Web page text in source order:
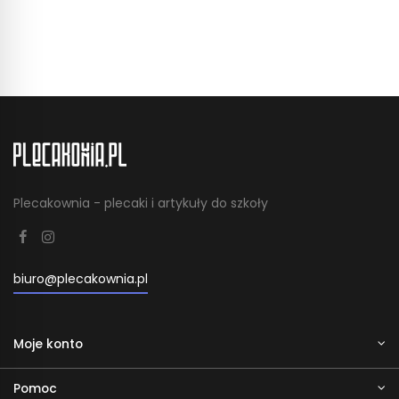
Plecakownia - plecaki i artykuły do szkoły
biuro@plecakownia.pl
Moje konto
Pomoc